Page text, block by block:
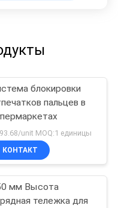
блокировки
пальцев в
unit MOQ:1 единицы
КОНТАКТ
мм Высота
тележка для